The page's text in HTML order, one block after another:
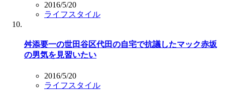
2016/5/20
ライフスタイル
舛添要一の世田谷区代田の自宅で抗議したマック赤坂
の男気を見習いたい
2016/5/20
ライフスタイル